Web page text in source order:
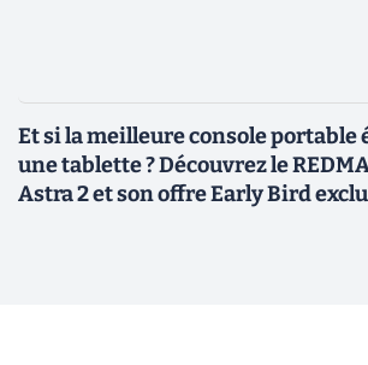
Et si la meilleure console portable
une tablette ? Découvrez le
Astra 2 et son offre Early Bird